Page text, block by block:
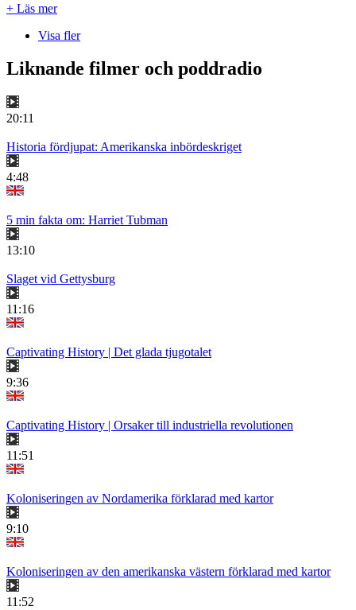
+ Läs mer
Visa fler
Liknande filmer och poddradio
20:11
Historia fördjupat: Amerikanska inbördeskriget
4:48
5 min fakta om: Harriet Tubman
13:10
Slaget vid Gettysburg
11:16
Captivating History | Det glada tjugotalet
9:36
Captivating History | Orsaker till industriella revolutionen
11:51
Koloniseringen av Nordamerika förklarad med kartor
9:10
Koloniseringen av den amerikanska västern förklarad med kartor
11:52